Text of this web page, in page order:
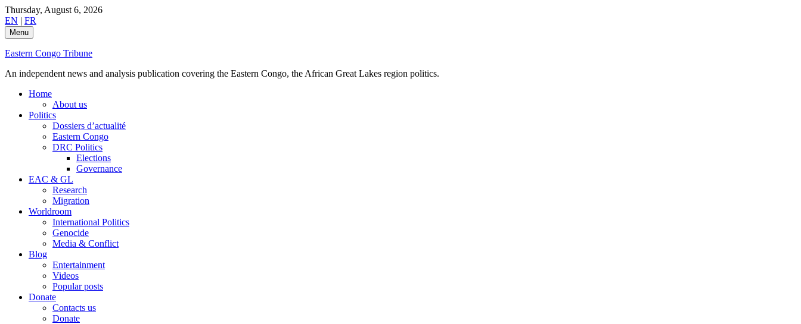
Skip
to
content
Thursday, August 6, 2026
EN | FR
Menu
Eastern Congo Tribune
An independent news and analysis publication covering the Eastern Congo, the African Great Lakes region politics.
Home
About us
Politics
Dossiers d’actualité
Eastern Congo
DRC Politics
Elections
Governance
EAC & GL
Research
Migration
Worldroom
International Politics
Genocide
Media & Conflict
Blog
Entertainment
Videos
Popular posts
Donate
Contacts us
Donate